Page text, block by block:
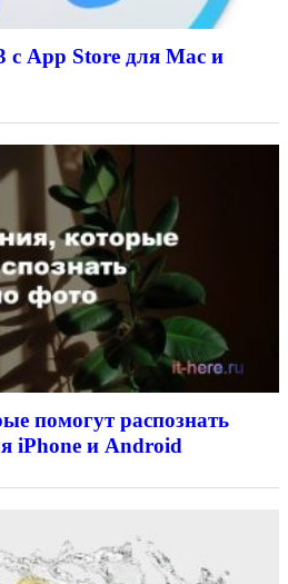
с App Store для Mac и
помогут распознать
iPhone и Android